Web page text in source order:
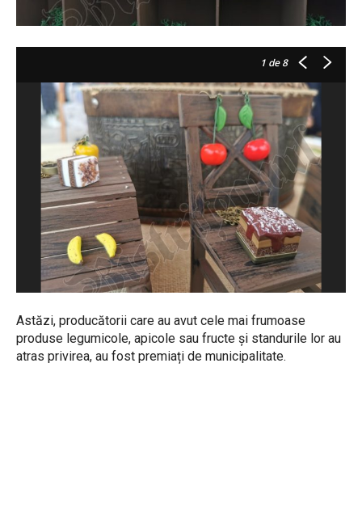
1 de 8
Astăzi, producătorii care au avut cele mai frumoase
produse legumicole, apicole sau fructe și standurile lor au
atras privirea, au fost premiați de municipalitate.